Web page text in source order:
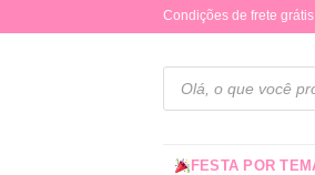
Condições de frete
Pesquisar
produtos
FESTA POR